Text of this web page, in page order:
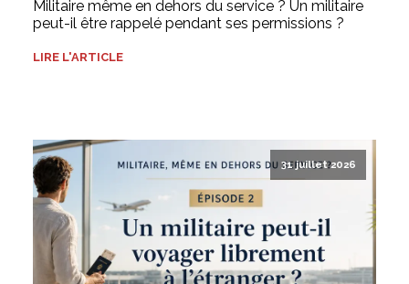
Militaire même en dehors du service ? Un militaire
peut-il être rappelé pendant ses permissions ?
LIRE L'ARTICLE
31 juillet 2026